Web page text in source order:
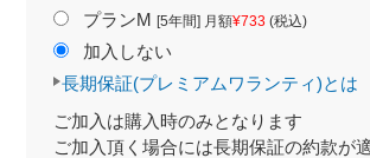
プランM [5年間] 月額¥733(税込)
加入しない
長期保証(プレミアムワランティ)とは
ご加入は購入時のみとなります
ご加入頂く場合には長期保証の約款が